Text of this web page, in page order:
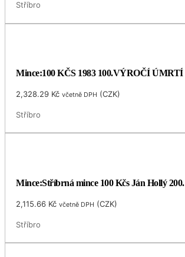
Stříbro
Mince:100 KČS 1983 100.VÝROČÍ
2,328.29 Kč včetně DPH (CZK)
Stříbro
Mince:Stříbrná mince 100 Kčs Ján Hollý
2,115.66 Kč včetně DPH (CZK)
Stříbro